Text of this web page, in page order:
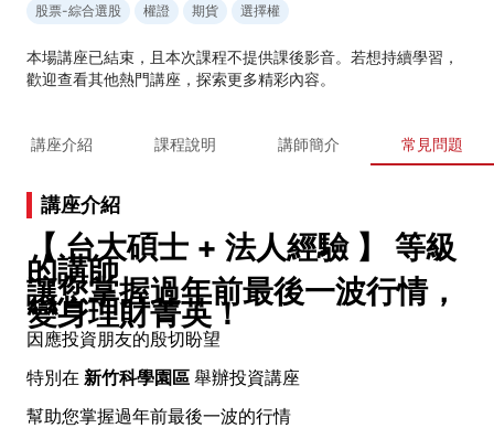
股票-綜合選股
權證 期貨 選擇權
本場講座已結束，且本次課程不提供課後影音。若想持續學習，
歡迎查看其他熱門講座，探索更多精彩內容。
講座介紹 課程說明 講師簡介 常見問題
講座介紹
【 台大碩士 + 法人經驗 】 等級
的講師
讓您掌握過年前最後一波行情，
變身理財菁英！
因應投資朋友的殷切盼望
特別在 新竹科學園區 舉辦投資講座
幫助您掌握過年前最後一波的行情